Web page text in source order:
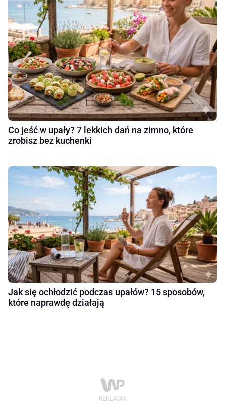
Co jeść w upały? 7 lekkich dań na zimno, które
zrobisz bez kuchenki
Jak się ochłodzić podczas upałów? 15 sposobów,
które naprawdę działają